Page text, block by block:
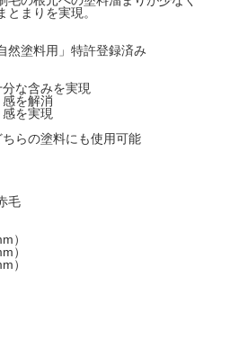
まりを実現。
然塗料用」特許登録済み
な含みを実現
を解消
を実現
らの塗料にも使用可能
毛
）
）
）